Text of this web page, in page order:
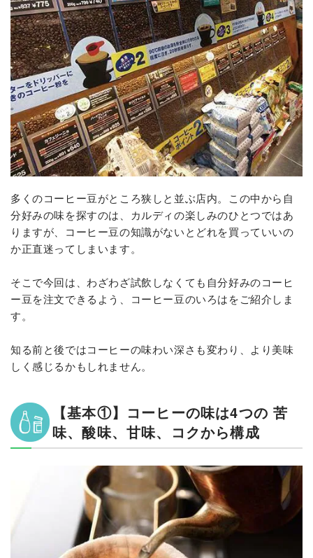
多くのコーヒー豆がところ狭しと並ぶ店内。この中から自
分好みの味を探すのは、カルディの楽しみのひとつではあ
りますが、コーヒー豆の知識がないとどれを買っていいの
か正直迷ってしまいます。
そこで今回は、わざわざ試飲しなくても自分好みのコーヒ
ー豆を注文できるよう、コーヒー豆のいろはをご紹介しま
す。
知る前と後ではコーヒーの味わい深さも変わり、より美味
しく感じるかもしれません。
【基本①】コーヒーの味は4つの 苦
味、酸味、甘味、コクから構成